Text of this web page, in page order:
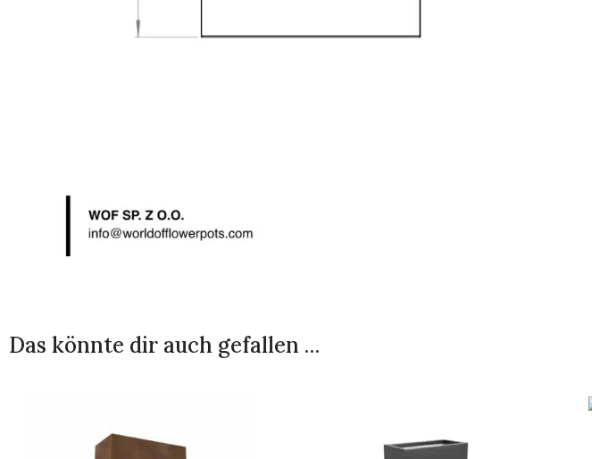
Das könnte dir auch gefallen …